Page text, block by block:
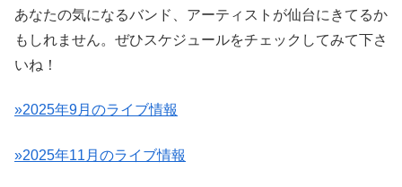
あなたの気になるバンド、アーティストが仙台にきてるか
もしれません。ぜひスケジュールをチェックしてみて下さ
いね！
»2025年9月のライブ情報
»2025年11月のライブ情報